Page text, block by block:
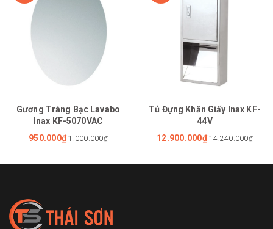
Gương Tráng Bạc Lavabo
Inax KF-5070VAC
950.000₫ 1.000.000₫
Tủ Đựng Khăn Giấy Inax KF-
44V
12.900.000₫ 14.240.000₫